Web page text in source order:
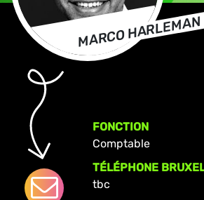
MARCO HARLEMAN
FONCTION
Comptable
TÉLÉPHONE
tbc